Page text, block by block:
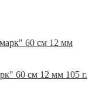
60 см 12 мм 105 г.